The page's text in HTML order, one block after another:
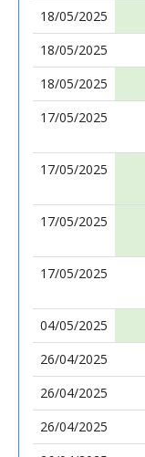
18/05/2025
18/05/2025
18/05/2025
17/05/2025
17/05/2025
17/05/2025
17/05/2025
04/05/2025
26/04/2025
26/04/2025
26/04/2025